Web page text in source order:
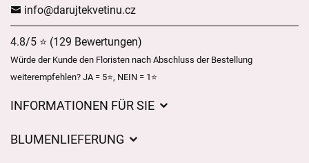
info@darujtekvetinu.cz
4.8/5 ⭐ (129 Bewertungen)
Würde der Kunde den Floristen nach Abschluss der Bestellung
weiterempfehlen? JA = 5⭐, NEIN = 1⭐
INFORMATIONEN FÜR SIE
BLUMENLIEFERUNG